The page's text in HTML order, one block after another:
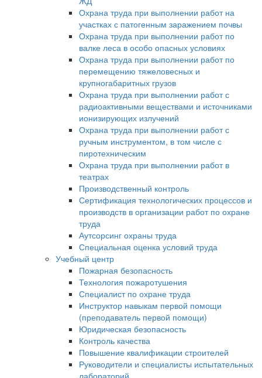
Охрана труда при выполнении работ на
участках с патогенным заражением почвы
Охрана труда при выполнении работ по
валке леса в особо опасных условиях
Охрана труда при выполнении работ по
перемещению тяжеловесных и
крупногабаритных грузов
Охрана труда при выполнении работ с
радиоактивными веществами и источниками
ионизирующих излучений
Охрана труда при выполнении работ с
ручным инструментом, в том числе с
пиротехническим
Охрана труда при выполнении работ в
театрах
Производственный контроль
Сертификация технологических процессов и
производств в организации работ по охране
труда
Аутсорсинг охраны труда
Специальная оценка условий труда
Учебный центр
Пожарная безопасность
Технология пожаротушения
Специалист по охране труда
Инструктор навыкам первой помощи
(преподаватель первой помощи)
Юридическая безопасность
Контроль качества
Повышение квалификации строителей
Руководители и специалисты испытательных
лабораторий